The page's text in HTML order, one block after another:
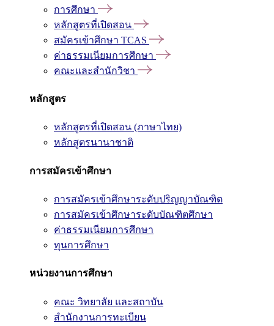
การศึกษา
หลักสูตรที่เปิดสอน
สมัครเข้าศึกษา TCAS
ค่าธรรมเนียมการศึกษา
คณะและสำนักวิชา
หลักสูตร
หลักสูตรที่เปิดสอน (ภาษาไทย)
หลักสูตรนานาชาติ
การสมัครเข้าศึกษา
การสมัครเข้าศึกษาระดับปริญญาบัณฑิต
การสมัครเข้าศึกษาระดับบัณฑิตศึกษา
ค่าธรรมเนียมการศึกษา
ทุนการศึกษา
หน่วยงานการศึกษา
คณะ วิทยาลัย และสถาบัน
สำนักงานการทะเบียน